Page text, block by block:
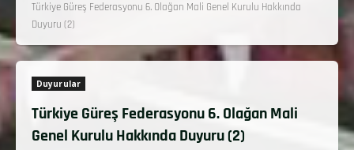
Türkiye Güreş Federasyonu 6. Olağan Mali Genel Kurulu Hakkında
Duyuru (2)
Duyurular
Türkiye Güreş Federasyonu 6. Olağan Mali
Genel Kurulu Hakkında Duyuru (2)